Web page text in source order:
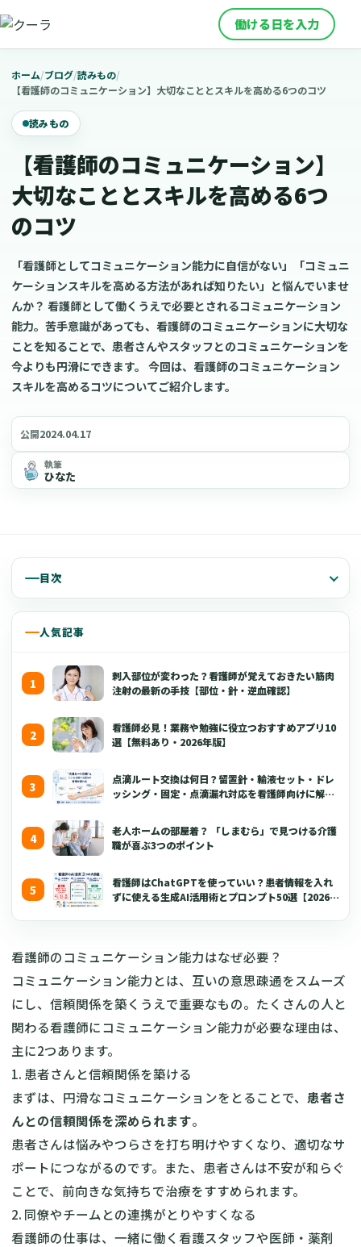
働ける日を入力
ホーム/ブログ/読みもの/
【看護師のコミュニケーション】大切なこととスキルを高める6つのコツ
読みもの
【看護師のコミュニケーション】
大切なこととスキルを高める6つ
のコツ
「看護師としてコミュニケーション能力に自信がない」「コミュニ
ケーションスキルを高める方法があれば知りたい」と悩んでいませ
んか？ 看護師として働くうえで必要とされるコミュニケーション
能力。苦手意識があっても、看護師のコミュニケーションに大切な
ことを知ることで、患者さんやスタッフとのコミュニケーションを
今よりも円滑にできます。 今回は、看護師のコミュニケーション
スキルを高めるコツについてご紹介します。
公開2024.04.17
執筆
ひなた
目次
人気記事
刺入部位が変わった？看護師が覚えておきたい筋肉
注射の最新の手技【部位・針・逆血確認】
看護師必見！業務や勉強に役立つおすすめアプリ10
選【無料あり・2026年版】
点滴ルート交換は何日？留置針・輸液セット・ドレ
ッシング・固定・点滴漏れ対応を看護師向けに解説
老人ホームの部屋着？ 「しまむら」で見つける介護
職が喜ぶ3つのポイント
看護師はChatGPTを使っていい？患者情報を入れ
ずに使える生成AI活用術とプロンプト50選【2026年
看護師のコミュニケーション能力はなぜ必要？
コミュニケーション能力とは、互いの意思疎通をスムーズ
にし、信頼関係を築くうえで重要なもの。たくさんの人と
関わる看護師にコミュニケーション能力が必要な理由は、
主に2つあります。
1. 患者さんと信頼関係を築ける
まずは、円滑なコミュニケーションをとることで、 患者さ
んとの信頼関係を深められます。
患者さんは悩みやつらさを打ち明けやすくなり、適切なサ
ポートにつながるのです。また、患者さんは不安が和らぐ
ことで、前向きな気持ちで治療をすすめられます。
2. 同僚やチームとの連携がとりやすくなる
看護師の仕事は、一緒に働く看護スタッフや医師・薬剤